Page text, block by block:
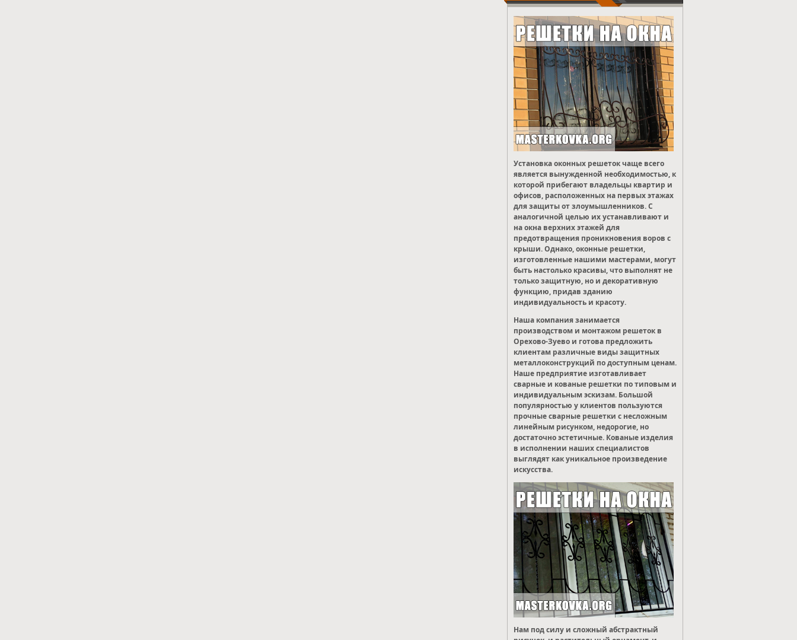
Установка оконных решеток чаще всего
является вынужденной необходимостью, к
которой прибегают владельцы квартир и
офисов, расположенных на первых этажах
для защиты от злоумышленников. С
аналогичной целью их устанавливают и
на окна верхних этажей для
предотвращения проникновения воров с
крыши. Однако, оконные решетки,
изготовленные нашими мастерами, могут
быть настолько красивы, что выполнят не
только защитную, но и декоративную
функцию, придав зданию
индивидуальность и красоту.
Наша компания занимается
производством и монтажом решеток в
Орехово-Зуево и готова предложить
клиентам различные виды защитных
металлоконструкций по доступным ценам.
Наше предприятие изготавливает
сварные и кованые решетки по типовым и
индивидуальным эскизам. Большой
популярностью у клиентов пользуются
прочные сварные решетки с несложным
линейным рисунком, недорогие, но
достаточно эстетичные. Кованые изделия
в исполнении наших специалистов
выглядят как уникальное произведение
искусства.
Нам под силу и сложный абстрактный